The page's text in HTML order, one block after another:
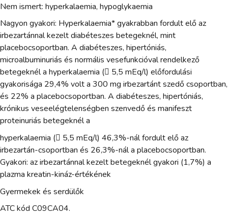
Nem ismert: hyperkalaemia, hypoglykaemia
Nagyon gyakori: Hyperkalaemia* gyakrabban fordult elő az
irbezartánnal kezelt diabéteszes betegeknél, mint
placebocsoportban. A diabéteszes, hipertóniás,
microalbuminuriás és normális vesefunkcióval rendelkező
betegeknél a hyperkalaemia ( 5,5 mEq/l) előfordulási
gyakorisága 29,4% volt a 300 mg irbezartánt szedő csoportban,
és 22% a placebocsoportban. A diabéteszes, hipertóniás,
krónikus veseelégtelenségben szenvedő és manifeszt
proteinuriás betegeknél a
hyperkalaemia ( 5,5 mEq/l) 46,3%-nál fordult elő az
irbezartán-csoportban és 26,3%-nál a placebocsoportban.
Gyakori: az irbezartánnal kezelt betegeknél gyakori (1,7%) a
plazma kreatin-kináz-értékének
Gyermekek és serdülők
ATC kód C09CA04.